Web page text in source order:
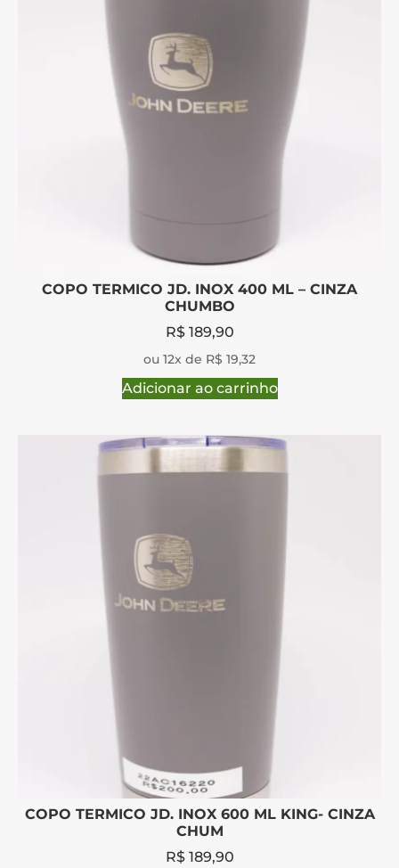
COPO TERMICO JD. INOX 400 ML – CINZA
CHUMBO
R$189,90
ou 12x de R$ 19,32
Adicionar ao carrinho
COPO TERMICO JD. INOX 600 ML KING- CINZA
CHUM
R$189,90